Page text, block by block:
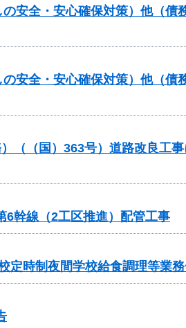
安全・安心確保対策）他（債
安全・安心確保対策）他（債
（（国）363号）道路改良工
幹線（2工区推進）配管工事
定時制夜間学校給食調理等業